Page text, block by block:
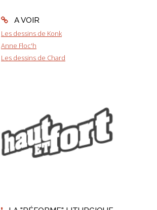
A VOIR
Les dessins de Konk
Anne Floc'h
Les dessins de Chard